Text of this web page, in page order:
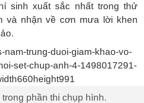
sinh xuất sắc nhất trong thử
và nhận về cơn mưa lời khen
phần thi chụp hình.